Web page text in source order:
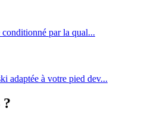
par la qual...
adaptée à votre pied dev...